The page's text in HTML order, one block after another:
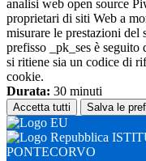
analisi web open source
proprietari di siti Web a
misurare le prestazioni
prefisso _pk_ses è seguito
si ritiene sia un codice di
cookie.
Durata: 30 minuti
Accetta tutti Salva le
PONTECORVO